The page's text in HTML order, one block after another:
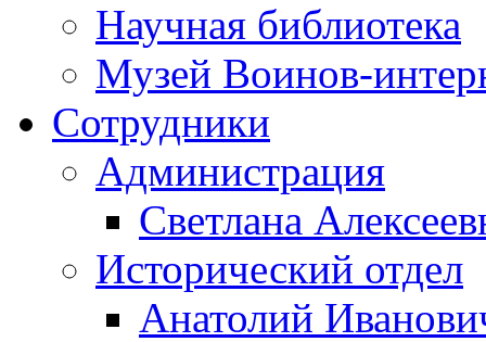
Научная библиотека
Музей Воинов-
Сотрудники
Администрация
Светлана
Исторический отдел
Анатолий